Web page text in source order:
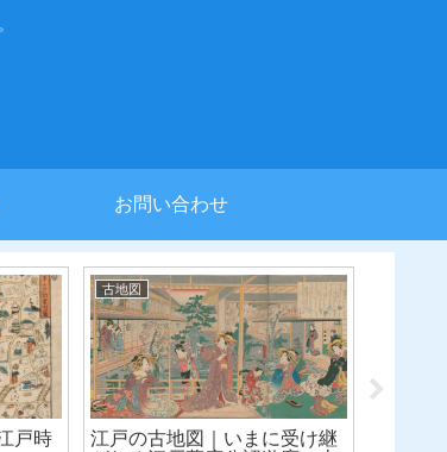
お問い合わせ
戸時
古地図
江戸の古地図｜いまに受け継